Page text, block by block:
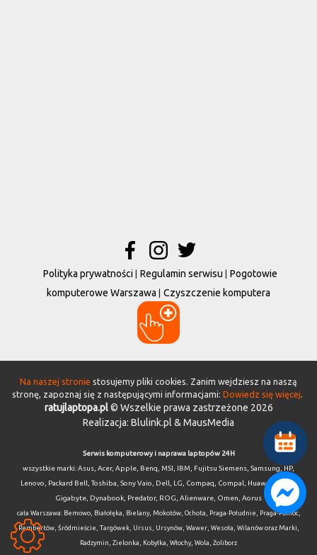
Polityka prywatności Regulamin serwisu
Pogotowie
komputerowe Warszawa
Czyszczenie komputera
Na naszej stronie stosujemy pliki cookies. Zanim wejdziesz na naszą
stronę, zapoznaj się z następującymi informacjami: Dowiedz się więcej.
ratujlaptopa.pl© Wszelkie prawa zastrzeżone 2026
Realizacja: Blulink.pl & MausMedia
Serwis komputerowy i naprawa laptopów 24H
wszystkie marki:Asus Acer, Apple Benq MSI IBM Fujitsu Siemens Samsung HP,
Lenovo
Packard Bell ,Toshiba Sony Vaio Dell LG Compaq Compal Huawei ,Razer,
Gigabyte, Dynabook, Predator, ROG, Alienware, Omen, Aorus
cała Warszawa: Bemowo, Białołęka , Bielany, Mokotów, Ochota , Praga-Południe , Praga-Północ,
Rembertów, Śródmieście , Targówek, Ursus , Ursynów, Wawer, Wesoła, Wilanóworaz Marki,
Radzymin, Zielonka, Kobyłka, Włochy, Wola , Żoliborz